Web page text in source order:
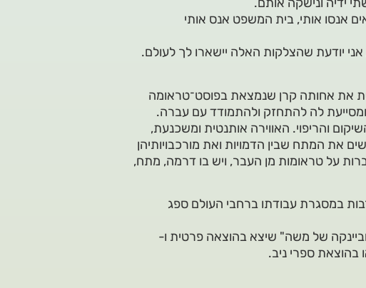
אנסו אותי, בית המשפט אנס אותי
יודעת שהצלקות האלה יישארו לך לעולם.
את אחותה קרן שנמצאת בפוסט־טראומה
לה להתחזק ולהתמודד עם עברה.
והריפוי. האווירה אותנטית ומשכנעת,
את המתח שבין הדמויות ואת מורכבויותיהן
על טראומות מן העבר, ויש בו דרמה, מתח,
בשנת 1952. בנסיעותיו הרבות במסגרת עבודתו ברחבי העולם ספג
של משה" שיצא בהוצאה פרטית ו-
בהוצאת ספרי ניב.